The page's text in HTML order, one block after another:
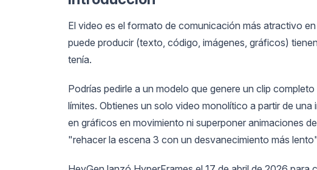
El video es el formato de comunicación más atractivo
puede producir (texto, código, imágenes, gráficos)
tenía.
Podrías pedirle a un modelo que genere un clip
límites. Obtienes un solo video monolítico a partir de
en gráficos en movimiento ni superponer animaciones
"rehacer la escena 3 con un desvanecimiento más